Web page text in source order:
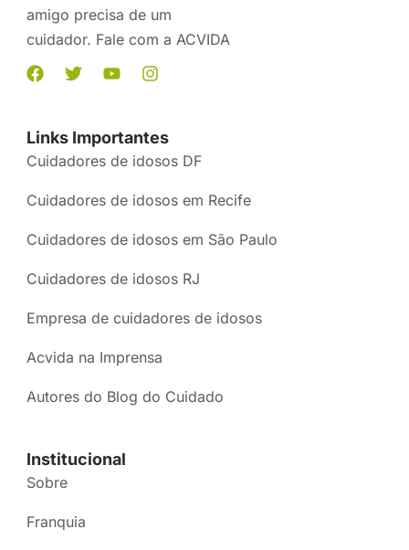
amigo precisa de um
cuidador. Fale com a ACVIDA
Links Importantes
Cuidadores de idosos DF
Cuidadores de idosos em Recife
Cuidadores de idosos em São Paulo
Cuidadores de idosos RJ
Empresa de cuidadores de idosos
Acvida na Imprensa
Autores do Blog do Cuidado
Institucional
Sobre
Franquia